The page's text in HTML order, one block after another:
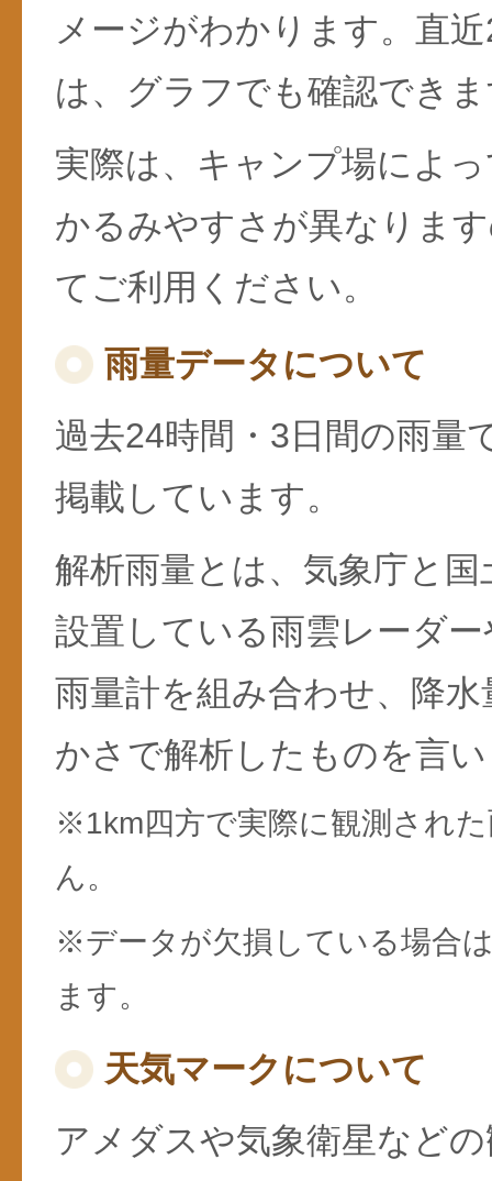
メージがわかります。直
は、グラフでも確認でき
実際は、キャンプ場によ
かるみやすさが異なりま
てご利用ください。
雨量データについて
過去24時間・3日間の雨量
掲載しています。
解析雨量とは、気象庁と
設置している雨雲レーダ
雨量計を組み合わせ、降
かさで解析したものを言
※1km四方で実際に観測され
ん。
※データが欠損している場合
ます。
天気マークについて
アメダスや気象衛星など